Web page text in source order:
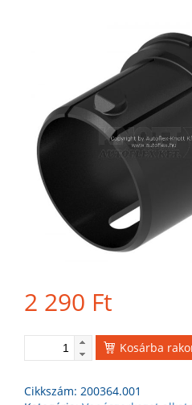
2 290 Ft
Kosárba
Cikkszám: 200364.001